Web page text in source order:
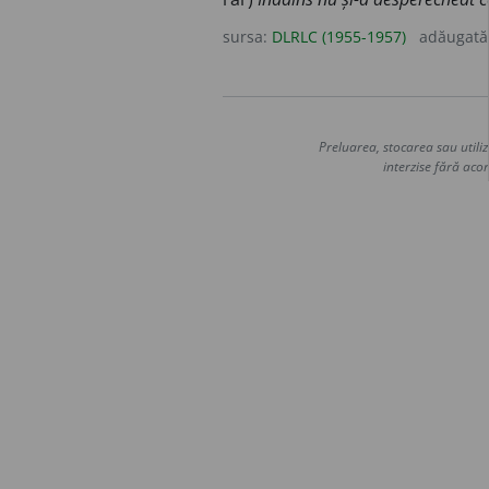
sursa: DLRLC (1955-1957) adăugată
Preluarea, stocarea sau
interzise fără